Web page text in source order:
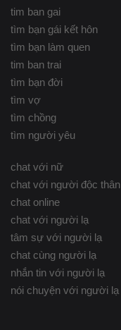
tim ban gai
tìm bạn gái kết hôn
tìm bạn làm quen
tim ban trai
tìm bạn đời
tìm vợ
tìm chồng
tìm người yêu
chat với nữ
chat với người độc thân
chat online
chat với người lạ
tâm sự với người lạ
chat cùng người lạ
nhắn tin với người lạ
nói chuyện với người lạ